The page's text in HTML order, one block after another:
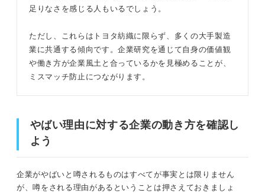
足りなさを感じる人もいるでしょう。
ただし、これらはトヨタ紡織に限らず、多くの大手製造
業に共通する傾向です。企業研究を通じて自身の価値観
や働き方が企業風土と合っているかを見極めることが、
ミスマッチ防止につながります。
やばい理由に対する企業の動き方を確認し
よう
企業がやばいと噂されるものはすべてが事実とは限りません
が、噂をされる理由があるということは押さえておきましょ